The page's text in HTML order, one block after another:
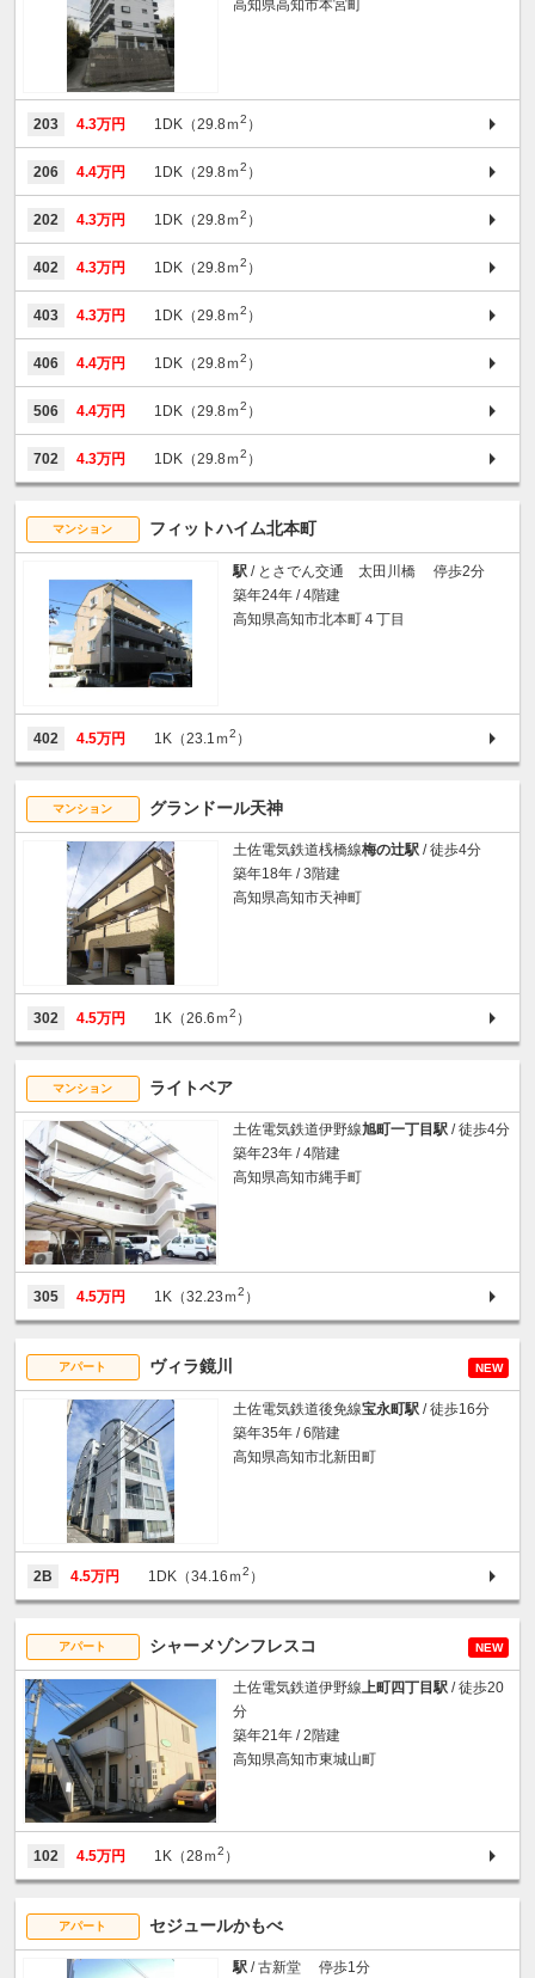
高知県高知市本宮町
203 4.3万円 1DK（29.8ｍ2 ）
206 4.4万円 1DK（29.8ｍ2 ）
202 4.3万円 1DK（29.8ｍ2 ）
402 4.3万円 1DK（29.8ｍ2 ）
403 4.3万円 1DK（29.8ｍ2 ）
406 4.4万円 1DK（29.8ｍ2 ）
506 4.4万円 1DK（29.8ｍ2 ）
702 4.3万円 1DK（29.8ｍ2 ）
マンション フィットハイム北本町
駅 / とさでん交通 太田川橋 停歩2分
築年24年 / 4階建
高知県高知市北本町４丁目
402 4.5万円 1K（23.1ｍ2 ）
マンション グランドール天神
土佐電気鉄道桟橋線梅の辻駅 / 徒歩4分
築年18年 / 3階建
高知県高知市天神町
302 4.5万円 1K（26.6ｍ2 ）
マンション ライトベア
土佐電気鉄道伊野線旭町一丁目駅 / 徒歩4分
築年23年 / 4階建
高知県高知市縄手町
305 4.5万円 1K（32.23ｍ2 ）
アパート ヴィラ鏡川 NEW
土佐電気鉄道後免線宝永町駅 / 徒歩16分
築年35年 / 6階建
高知県高知市北新田町
2B 4.5万円 1DK（34.16ｍ2 ）
アパート シャーメゾンフレスコ NEW
土佐電気鉄道伊野線上町四丁目駅 / 徒歩20
分
築年21年 / 2階建
高知県高知市東城山町
102 4.5万円 1K（28ｍ2 ）
アパート セジュールかもべ
駅 / 古新堂 停歩1分